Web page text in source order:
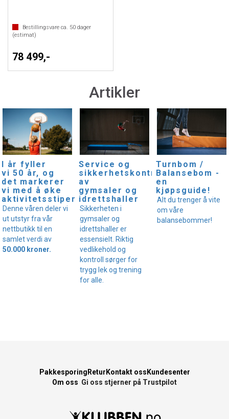
Bestillingsvare ca. 50 dager
(estimat)
78 499,-
Artikler
I år fyller
vi 50 år, og
det markerer
vi med å øke
aktivitetsstipendet!
Denne våren deler vi
ut utstyr fra vår
nettbutikk til en
samlet verdi av
50.000 kroner.
Service og
sikkerhetskontroller
av
gymsaler og
idrettshaller
Sikkerheten i
gymsaler og
idrettshaller er
essensielt. Riktig
vedlikehold og
kontroll sørger for
trygg lek og trening
for alle.
Turnbom /
Balansebom -
en
kjøpsguide!
Alt du trenger å vite
om våre
balansebommer!
Pakkesporing Retur Kontakt oss Kundesenter
Om oss Gi oss stjerner på Trustpilot